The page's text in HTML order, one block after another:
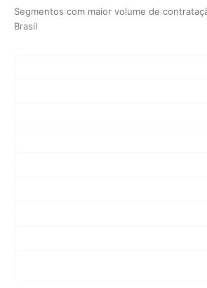
Segmentos com maior volume de
Brasil